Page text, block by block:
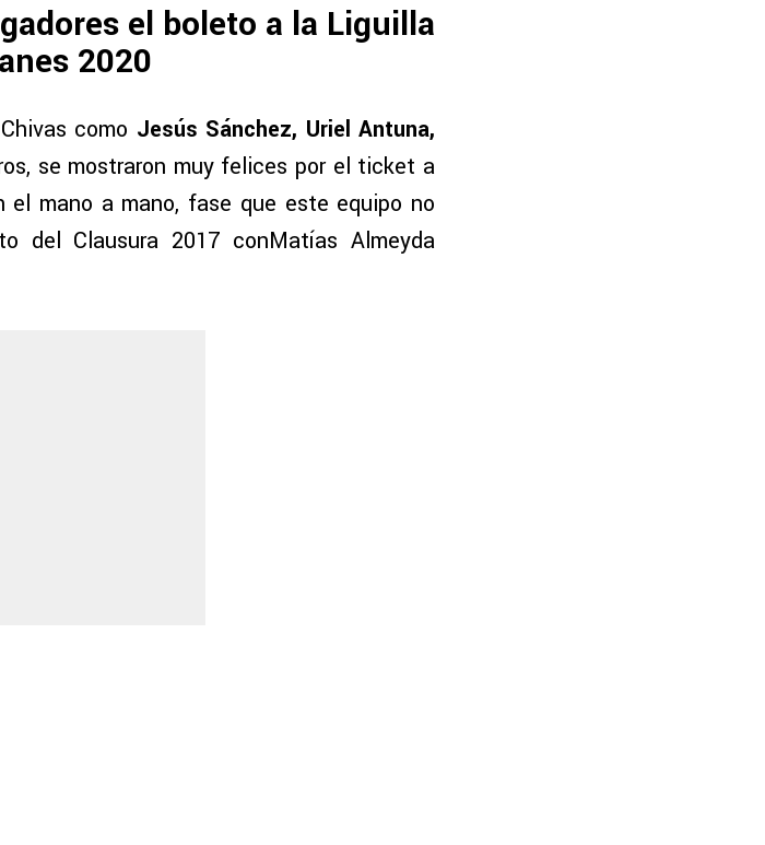
el boleto a la Liguilla
2020
como Jesús Sánchez, Uriel Antuna,
se mostraron muy felices por el ticket a
mano a mano, fase que este equipo no
del Clausura 2017 conMatías Almeyda